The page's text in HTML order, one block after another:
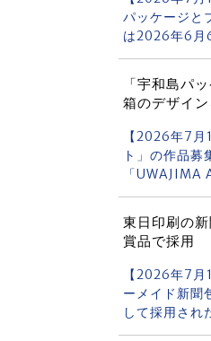
パッケージと
は2026年6
「宇和島パ
箱のデザイ
【2026年7
ト」の作品
「UWAJIMA
東日印刷の
賞品で採用
【2026年7
ーメイド新聞
して採用され